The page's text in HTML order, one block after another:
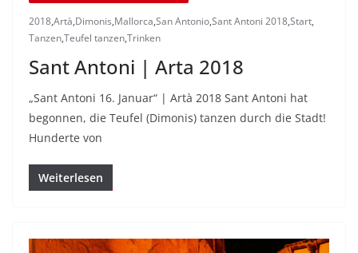
2018,Artà,Dimonis,Mallorca,San Antonio,Sant Antoni 2018,Start,
Tanzen,Teufel tanzen,Trinken
Sant Antoni | Arta 2018
„Sant Antoni 16. Januar“ | Artà 2018 Sant Antoni hat
begonnen, die Teufel (Dimonis) tanzen durch die Stadt!
Hunderte von
Weiterlesen